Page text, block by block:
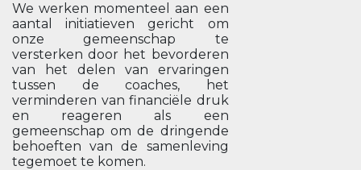
We werken momenteel aan een
aantal initiatieven gericht om
onze gemeenschap te
versterken door het bevorderen
van het delen van ervaringen
tussen de coaches, het
verminderen van financiële druk
en reageren als een
gemeenschap om de dringende
behoeften van de samenleving
tegemoet te komen.